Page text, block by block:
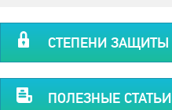
СТЕПЕНИ ЗАЩИТЫ
ПОЛЕЗНЫЕ СТАТЬИ